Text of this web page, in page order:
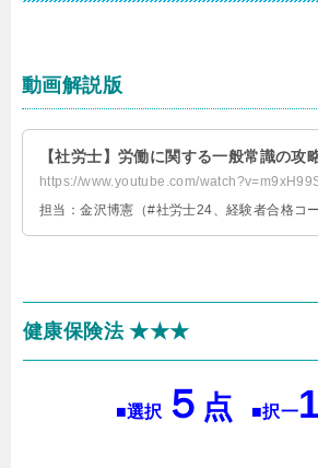
動画解説版
【社労士】労働に関する一般常識の攻
https://www.youtube.com/
担当：金沢博憲（#社労士24、経験者合格コー
健康保険法 ★★★
■選択 ５ 点 ■択一